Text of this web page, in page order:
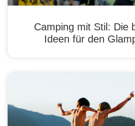
Camping mit Stil: Die
Ideen für den